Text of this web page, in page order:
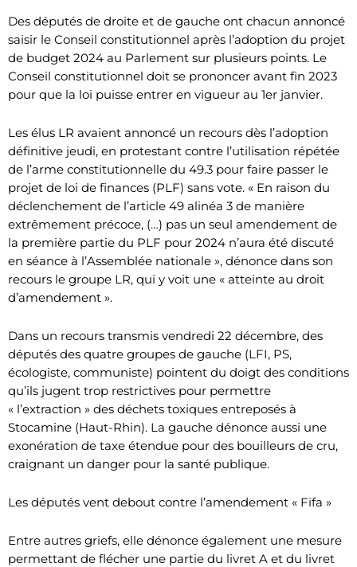
Des députés de droite et de gauche ont chacun annoncé
saisir le Conseil constitutionnel après l’adoption du projet
de budget 2024 au Parlement sur plusieurs points. Le
Conseil constitutionnel doit se prononcer avant fin 2023
pour que la loi puisse entrer en vigueur au 1er janvier.
Les élus LR avaient annoncé un recours dès l’adoption
définitive jeudi, en protestant contre l’utilisation répétée
de l’arme constitutionnelle du 49.3 pour faire passer le
projet de loi de finances (PLF) sans vote. « En raison du
déclenchement de l’article 49 alinéa 3 de manière
extrêmement précoce, (…) pas un seul amendement de
la première partie du PLF pour 2024 n’aura été discuté
en séance à l’Assemblée nationale », dénonce dans son
recours le groupe LR, qui y voit une « atteinte au droit
d’amendement ».
Dans un recours transmis vendredi 22 décembre, des
députés des quatre groupes de gauche (LFI, PS,
écologiste, communiste) pointent du doigt des conditions
qu’ils jugent trop restrictives pour permettre
« l’extraction » des déchets toxiques entreposés à
Stocamine (Haut-Rhin). La gauche dénonce aussi une
exonération de taxe étendue pour des bouilleurs de cru,
craignant un danger pour la santé publique.
Les députés vent debout contre l’amendement « Fifa »
Entre autres griefs, elle dénonce également une mesure
permettant de flécher une partie du livret A et du livret